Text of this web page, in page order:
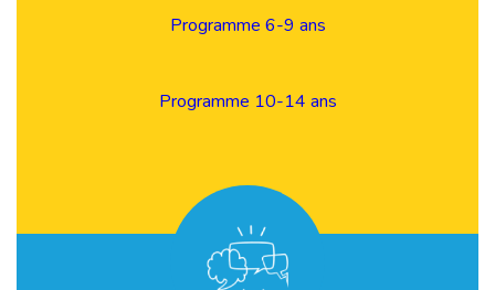
Programme 6-9 ans
Programme 10-14 ans